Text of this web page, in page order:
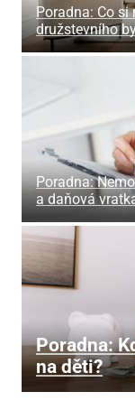
Poradna: Co
družstevního
Poradna:
a daňová
Poradna:
na děti?